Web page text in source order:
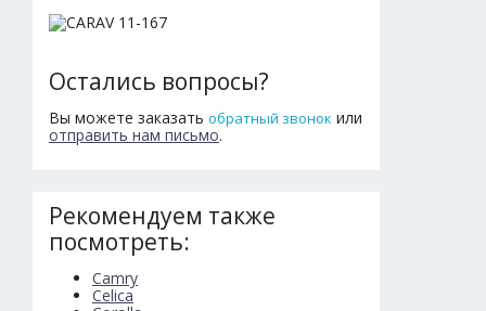
Остались вопросы?
Вы можете заказать обратный звонок или
отправить нам письмо.
Рекомендуем также
посмотреть:
Camry
Celica